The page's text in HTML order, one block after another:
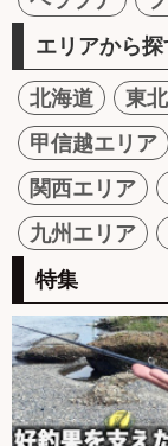
エリアから探
北海道 東
甲信越エリア
関西エリア
九州エリア
特集